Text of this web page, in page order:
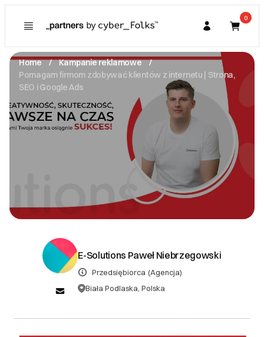
Kupujący
Partner
0
Home
Kampanie reklamowe
Pomagam firmom zdobywać klientów z internetu | Strona,
SEO i Google Ads
E-Solutions Paweł Niebrzegowski
Przedsiębiorca (Agencja)
Biała Podlaska, Polska
Poznaj
Prawa konsumenta
O Partnerze
I. Dane Sprzedającego
E-Solutions Paweł Niebrzegowski
pawel.niebrzegowski@gmail.com
Zobacz email
II. Anulacje zamówień i zwroty
DOWIEDZ SIĘ WIĘCEJ